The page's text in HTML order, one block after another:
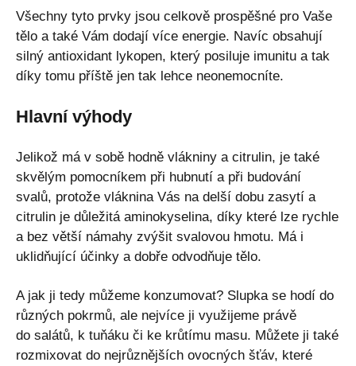
Všechny tyto prvky jsou celkově prospěšné pro Vaše
tělo a také Vám dodají více energie. Navíc obsahují
silný antioxidant lykopen, který posiluje imunitu a tak
díky tomu příště jen tak lehce neonemocníte.
Hlavní výhody
Jelikož má v sobě hodně vlákniny a citrulin, je také
skvělým pomocníkem při hubnutí a při budování
svalů, protože vláknina Vás na delší dobu zasytí a
citrulin je důležitá aminokyselina, díky které lze rychle
a bez větší námahy zvýšit svalovou hmotu. Má i
uklidňující účinky a dobře odvodňuje tělo.
A jak ji tedy můžeme konzumovat? Slupka se hodí do
různých pokrmů, ale nejvíce ji využijeme právě
do salátů, k tuňáku či ke krůtímu masu. Můžete ji také
rozmixovat do nejrůznějších ovocných šťáv, které